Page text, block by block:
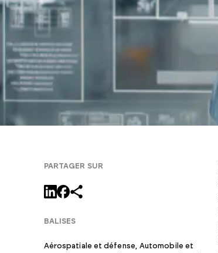
PARTAGER SUR
BALISES
Aérospatiale et défense
Automobile et